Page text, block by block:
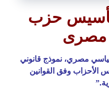
حزب
مصرى
مصري، نموذج قانوني
الأحزاب وفق القوانين